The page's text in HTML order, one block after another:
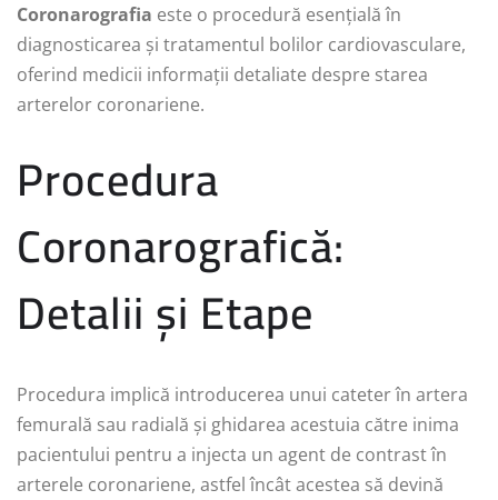
Coronarografia este o procedură esențială în
diagnosticarea și tratamentul bolilor cardiovasculare,
oferind medicii informații detaliate despre starea
arterelor coronariene.
Procedura
Coronarografică:
Detalii și Etape
Procedura implică introducerea unui cateter în artera
femurală sau radială și ghidarea acestuia către inima
pacientului pentru a injecta un agent de contrast în
arterele coronariene, astfel încât acestea să devină